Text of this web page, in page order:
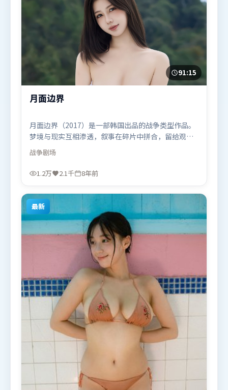
91:15
月面边界
月面边界（2017）是一部韩国出品的战争类型作品。
梦境与现实互相渗透，叙事在碎片中拼合，留给观众
回味空间。群像刻画各有弧光，配角亦承担叙事推进
功能。由是枝裕和执导，张译、咏梅、杨紫，周冬
雨、胡歌等联袂出演。影片于2017年9月7日（韩国）
看。
战争剧场
1.2万 2.1千 8年前
最新